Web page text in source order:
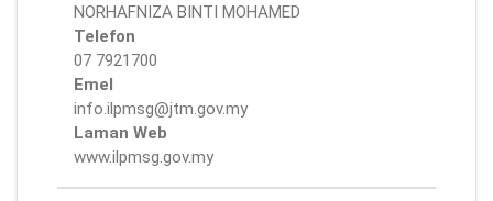
NORHAFNIZA BINTI MOHAMED
Telefon
07 7921700
Emel
info.ilpmsg@jtm.gov.my
Laman Web
www.ilpmsg.gov.my